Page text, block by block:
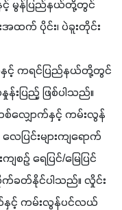
င့် မွန်ပြည်နယ်တို့တွင်
က် ပိုင်း၊ ပဲခူးတိုင်း
နှင့် ကရင်ပြည်နယ်တို့တွင်
းပြည့် ဖြစ်ပါသည်။
တစ်လျှောက်နှင့် ကမ်းလွန်
ြင်းများကျရောက်
စဉ် ရေပြင်/မြေပြင်
ခတ်နိုင်ပါသည်။ လှိုင်း
က်နှင့် ကမ်းလွန်ပင်လယ်